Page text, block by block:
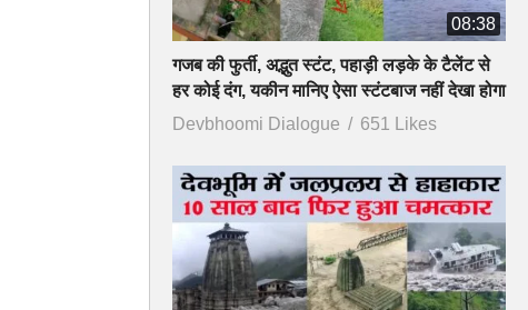
08:38
गजब की फुर्ती, अद्भुत स्टंट, पहाड़ी लड़के के टैलेंट से
हर कोई दंग, यकीन मानिए ऐसा स्टंटबाज नहीं देखा होगा
Devbhoomi Dialogue
651 Likes